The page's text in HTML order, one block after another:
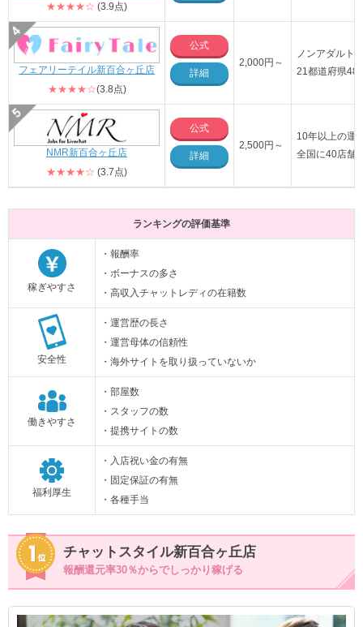
★★★★☆ (3.9点)
フェアリーテイル新百合ヶ丘店
★★★★☆(3.8点)
公式
詳細
2,000円～
ノンアダルト
21都道府県48
NMR新百合ヶ丘店
★★★★☆ (3.7点)
公式
詳細
2,500円～
10年以上の運
全国に40店舗
ランキングの評価基準
稼ぎやすさ
・報酬率
・ボーナスの多さ
・高収入チャットレディの在籍数
安全性
・運営歴の長さ
・運営母体の信頼性
・海外サイトを取り扱っていないか
働きやすさ
・部屋数
・スタッフの数
・提携サイトの数
福利厚生
・入店祝い金の有無
・固定保証の有無
・各種手当
チャットスタイル新百合ヶ丘店
報酬還元率30％からでしっかり稼げる